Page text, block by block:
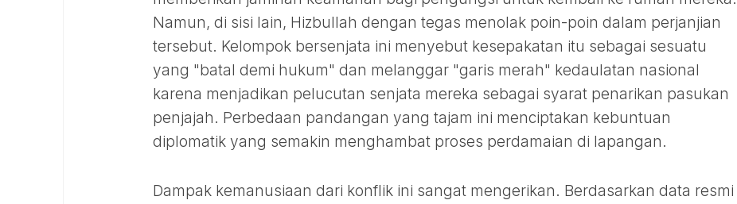
Namun, di sisi lain, Hizbullah dengan tegas menolak poin-poin dalam perjanjian
tersebut. Kelompok bersenjata ini menyebut kesepakatan itu sebagai sesuatu
yang "batal demi hukum" dan melanggar "garis merah" kedaulatan nasional
karena menjadikan pelucutan senjata mereka sebagai syarat penarikan pasukan
penjajah. Perbedaan pandangan yang tajam ini menciptakan kebuntuan
diplomatik yang semakin menghambat proses perdamaian di lapangan.
Dampak kemanusiaan dari konflik ini sangat mengerikan. Berdasarkan data resmi